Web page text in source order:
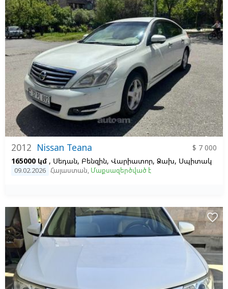
2012 Nissan Teana
$ 7 000
165000 կմ , Սեդան, Բենզին, Վարիատոր, Ձախ, Սպիտակ
09.02.2026 Հայաստան, Մաքսազերծված է
favorite_border